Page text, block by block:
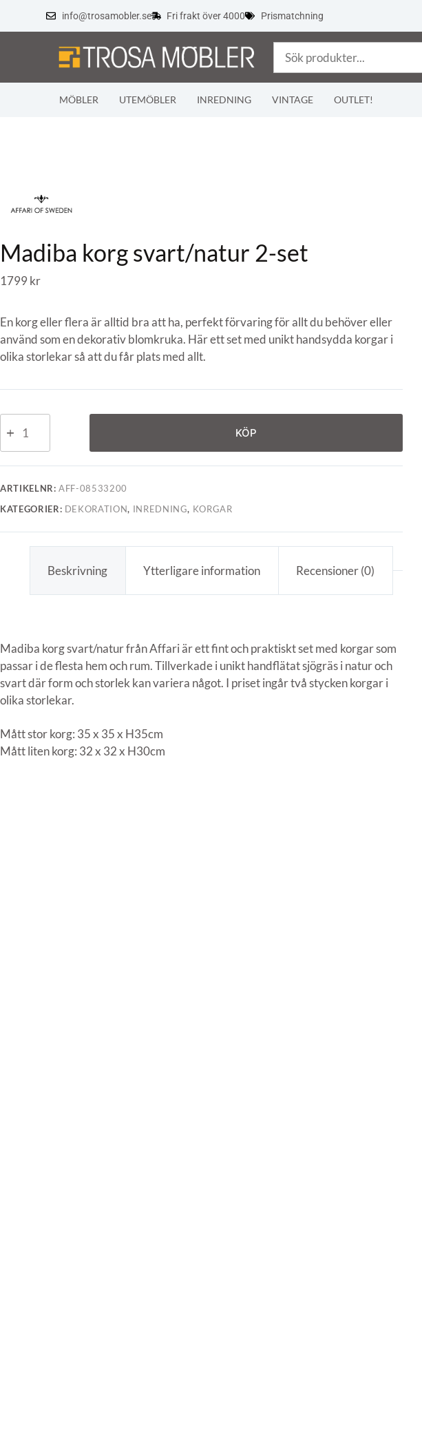
info@trosamobler.se Fri frakt över 4000 Prismatchning
MÖBLER UTEMÖBLER INREDNING VINTAGE OUTLET!
Madiba korg svart/natur 2-set
1799 kr
En korg eller flera är alltid bra att ha, perfekt förvaring för allt du behöver eller
använd som en dekorativ blomkruka. Här ett set med unikt handsydda korgar i
olika storlekar så att du får plats med allt.
KÖP
ARTIKELNR:AFF-08533200
KATEGORIER: DEKORATION, INREDNING, KORGAR
Beskrivning Ytterligare information Recensioner (0)
Madiba korg svart/natur från Affari är ett fint och praktiskt set med korgar som
passar i de flesta hem och rum. Tillverkade i unikt handflätat sjögräs i natur och
svart där form och storlek kan variera något. I priset ingår två stycken korgar i
olika storlekar.
Mått stor korg: 35 x 35 x H35cm
Mått liten korg: 32 x 32 x H30cm